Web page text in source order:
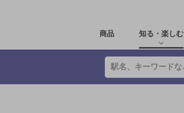
商品 知る・楽しむ